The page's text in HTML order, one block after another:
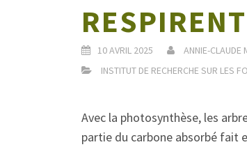
10 AVRIL 2025
ANNIE-CLAUDE
INSTITUT DE RECHERCHE SUR LES
Avec la photosynthèse, les
partie du carbone absorbé fait